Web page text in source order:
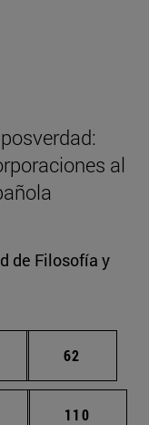
al
de Filosofía y
Páginas intermedias
Página
62
Páginas intermedias
Página
110